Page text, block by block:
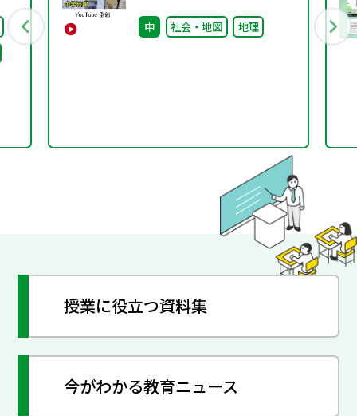
書のトリセツ』好評配信
中！
中 社会・地図 地理
授業に役立つ資料集
今がわかる教育ニュース